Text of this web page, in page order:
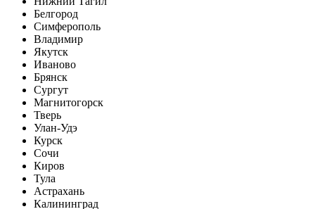
Белгород
Симферополь
Владимир
Якутск
Иваново
Брянск
Сургут
Магнитогорск
Тверь
Улан-Удэ
Курск
Сочи
Киров
Тула
Астрахань
Калининград